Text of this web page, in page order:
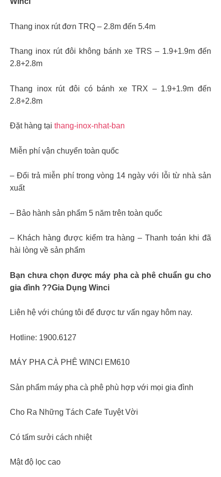
Thang inox rút đơn TRQ – 2.8m đến 5.4m
Thang inox rút đôi không bánh xe TRS – 1.9+1.9m đến
2.8+2.8m
Thang inox rút đôi có bánh xe TRX – 1.9+1.9m đến
2.8+2.8m
Đặt hàng tại thang-inox-nhat-ban
Miễn phí vận chuyển toàn quốc
– Đổi trả miễn phí trong vòng 14 ngày với lỗi từ nhà sản
xuất
– Bảo hành sản phẩm 5 năm trên toàn quốc
– Khách hàng được kiểm tra hàng – Thanh toán khi đã
hài lòng về sản phẩm
Bạn chưa chọn được máy pha cà phê chuẩn gu cho
gia đình ??Gia Dụng Winci
Liên hệ với chúng tôi để được tư vấn ngay hôm nay.
Hotline: 1900.6127
MÁY PHA CÀ PHÊ WINCI EM610
Sản phẩm máy pha cà phê phù hợp với mọi gia đình
Cho Ra Những Tách Cafe Tuyệt Vời
Có tấm sưởi cách nhiệt
Mật độ lọc cao